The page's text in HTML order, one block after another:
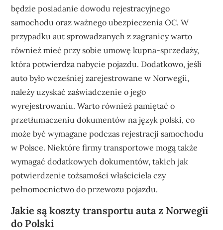
będzie posiadanie dowodu rejestracyjnego
samochodu oraz ważnego ubezpieczenia OC. W
przypadku aut sprowadzanych z zagranicy warto
również mieć przy sobie umowę kupna-sprzedaży,
która potwierdza nabycie pojazdu. Dodatkowo, jeśli
auto było wcześniej zarejestrowane w Norwegii,
należy uzyskać zaświadczenie o jego
wyrejestrowaniu. Warto również pamiętać o
przetłumaczeniu dokumentów na język polski, co
może być wymagane podczas rejestracji samochodu
w Polsce. Niektóre firmy transportowe mogą także
wymagać dodatkowych dokumentów, takich jak
potwierdzenie tożsamości właściciela czy
pełnomocnictwo do przewozu pojazdu.
Jakie są koszty transportu auta z Norwegii
do Polski